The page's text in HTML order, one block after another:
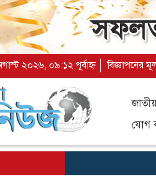
২০২৬, ০৯:১২ পূর্বাহ্ন বিজ্ঞাপনের
যোগ